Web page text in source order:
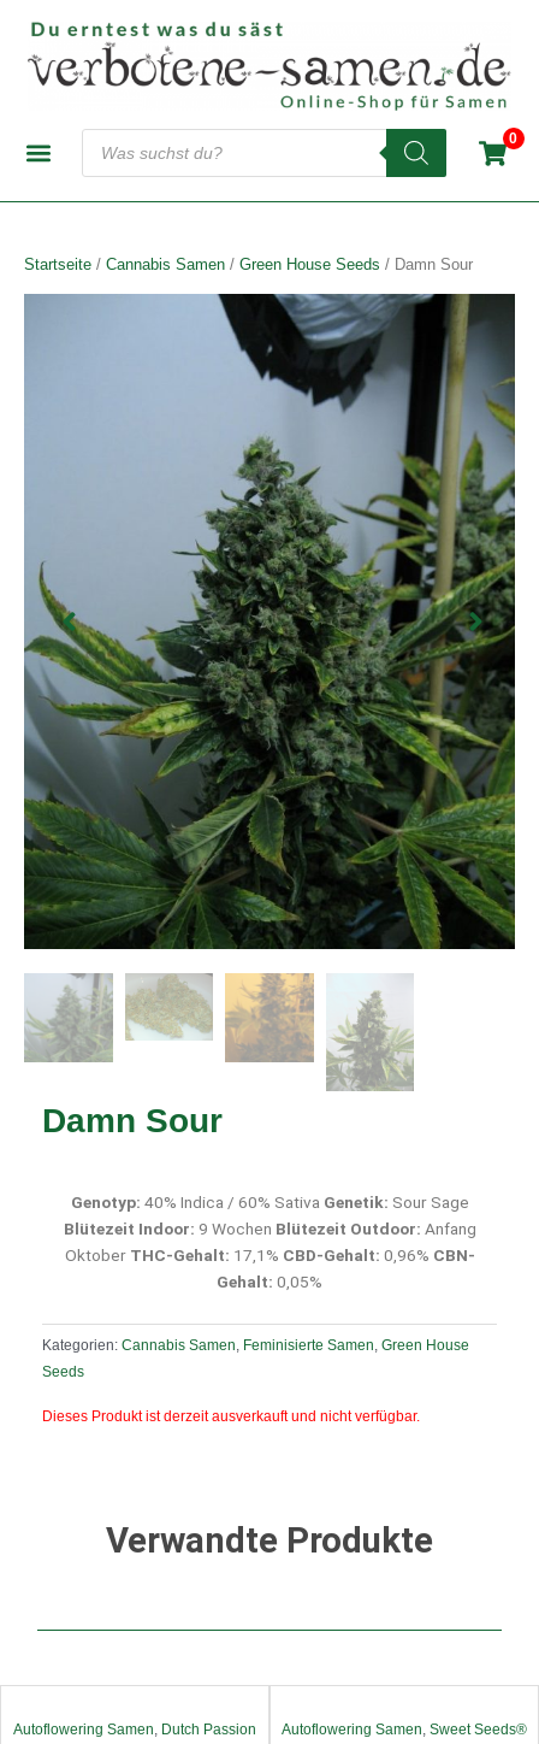
Inhalt
springen
Products
search
0
Startseite / Cannabis Samen / Green House Seeds / Damn Sour
Damn Sour
Genotyp: 40% Indica / 60% Sativa Genetik: Sour Sage
Blütezeit Indoor: 9 Wochen Blütezeit Outdoor: Anfang
Oktober THC-Gehalt: 17,1% CBD-Gehalt: 0,96% CBN-
Gehalt: 0,05%
Kategorien: Cannabis Samen, Feminisierte Samen, Green House
Seeds
Dieses Produkt ist derzeit ausverkauft und nicht verfügbar.
Verwandte Produkte
Autoflowering Samen, Dutch Passion Autoflowering Samen, Sweet Seeds®